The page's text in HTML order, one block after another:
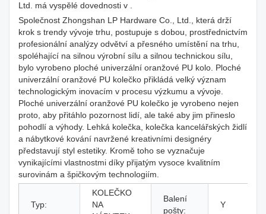
Ltd. má vyspělé dovednosti v .
Společnost Zhongshan LP Hardware Co., Ltd., která drží
krok s trendy vývoje trhu, postupuje s dobou, prostřednictvím
profesionální analýzy odvětví a přesného umístění na trhu,
spoléhající na silnou výrobní sílu a silnou technickou sílu,
bylo vyrobeno ploché univerzální oranžové PU kolo. Ploché
univerzální oranžové PU kolečko přikládá velký význam
technologickým inovacím v procesu výzkumu a vývoje.
Ploché univerzální oranžové PU kolečko je vyrobeno nejen
proto, aby přitáhlo pozornost lidí, ale také aby jim přineslo
pohodlí a výhody. Lehká kolečka, kolečka kancelářských židlí
a nábytkové kování navržené kreativními designéry
představují styl estetiky. Kromě toho se vyznačuje
vynikajícími vlastnostmi díky přijatým vysoce kvalitním
surovinám a špičkovým technologiím.
Typ:
KOLEČKO
NA
Balení
pošty:
Y